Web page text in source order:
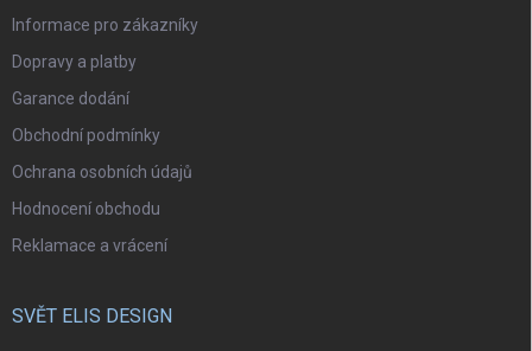
Informace pro zákazníky
Dopravy a platby
Garance dodání
Obchodní podmínky
Ochrana osobních údajů
Hodnocení obchodu
Reklamace a vrácení
SVĚT ELIS DESIGN